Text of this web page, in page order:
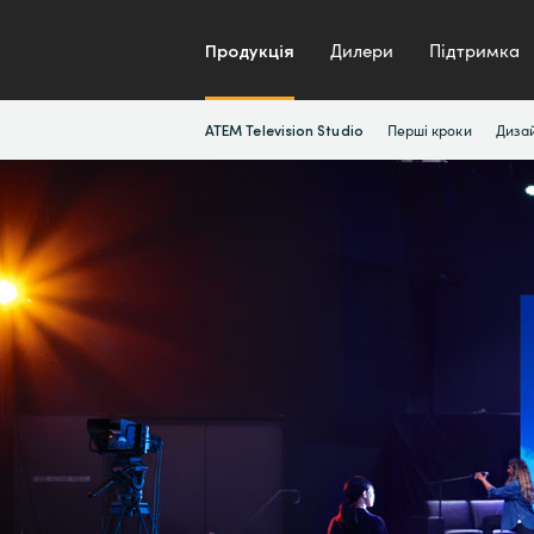
Продукція Дилери Підтримка
ATEM Television Studio Перші кроки